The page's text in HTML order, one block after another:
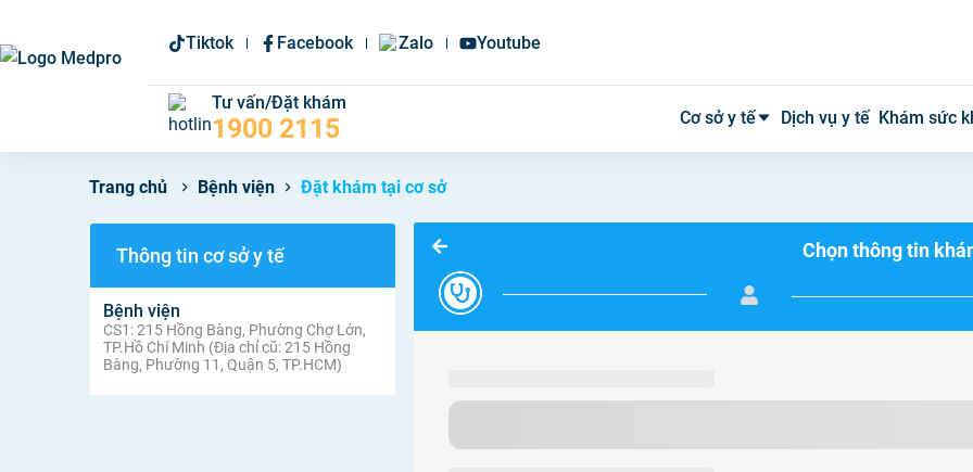
Tiktok Facebook Zalo Youtube
Tư vấn/Đặt khám
1900 2115 Cơ sở y tế
Phòng khám
Xét nghiệm
Y tế tại nhà
Dịch vụ y tế Khám sức
Trang chủ Bệnh viện Đặt khám tại cơ sở
Thông tin cơ sở y tế
Bệnh viện
CS1: 215 Hồng Bàng, Phường Chợ Lớn,
TP.Hồ Chí Minh (Địa chỉ cũ: 215 Hồng
Bàng, Phường 11, Quận 5, TP.HCM)
Chọn thông tin